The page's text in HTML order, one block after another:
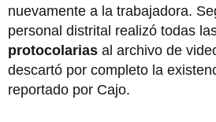
nuevamente a la trabajadora.
personal distrital realizó todas
protocolarias al archivo de
descartó por completo la
reportado por Cajo.